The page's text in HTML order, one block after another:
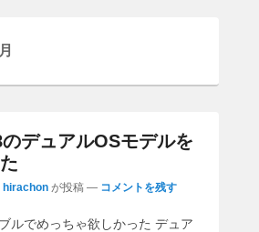
デュアルOSモデルを
hirachon が投稿 — コメントを残す
ルでめっちゃ欲しかった デュア